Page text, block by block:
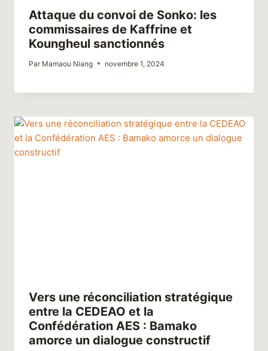
Attaque du convoi de Sonko: les
commissaires de Kaffrine et
Koungheul sanctionnés
Par Mamaou Niang novembre 1, 2024
Vers une réconciliation stratégique
entre la CEDEAO et la
Confédération AES : Bamako
amorce un dialogue constructif